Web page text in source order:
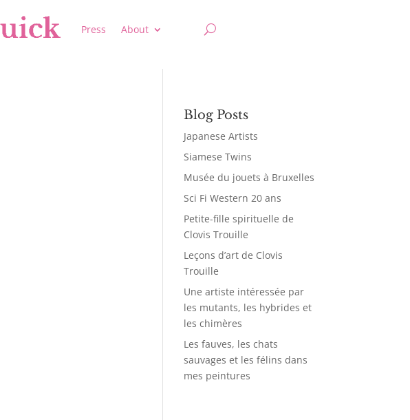
Press About
Blog Posts
Japanese Artists
Siamese Twins
Musée du jouets à Bruxelles
Sci Fi Western 20 ans
Petite-fille spirituelle de
Clovis Trouille
Leçons d’art de Clovis
Trouille
Une artiste intéressée par
les mutants, les hybrides et
les chimères
Les fauves, les chats
sauvages et les félins dans
mes peintures